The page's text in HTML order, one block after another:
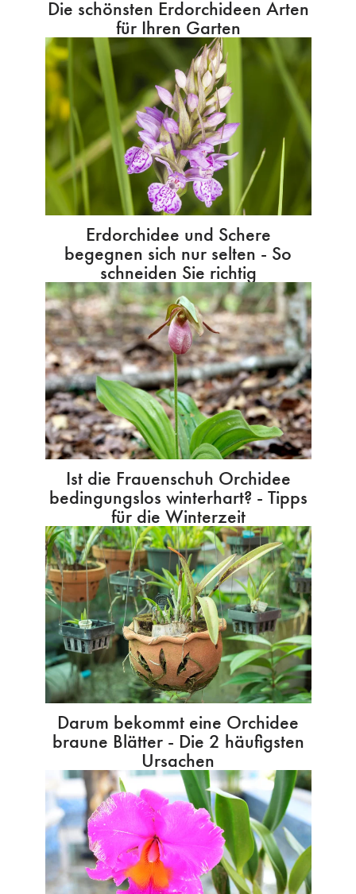
Die schönsten Erdorchideen Arten
für Ihren Garten
Erdorchidee und Schere
begegnen sich nur selten - So
schneiden Sie richtig
Ist die Frauenschuh Orchidee
bedingungslos winterhart? - Tipps
für die Winterzeit
Darum bekommt eine Orchidee
braune Blätter - Die 2 häufigsten
Ursachen